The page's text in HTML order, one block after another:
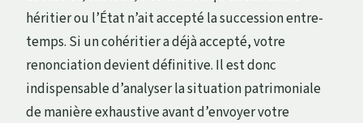
héritier ou l’État n’ait accepté la succession entre-
temps. Si un cohéritier a déjà accepté, votre
renonciation devient définitive. Il est donc
indispensable d’analyser la situation patrimoniale
de manière exhaustive avant d’envoyer votre